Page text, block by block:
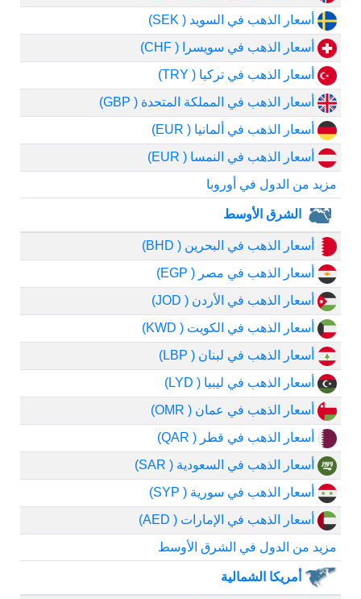
أسعار الذهب في السويد ( SEK)
أسعار الذهب في سويسرا ( CHF)
أسعار الذهب في تركيا ( TRY)
أسعار الذهب في المملكة المتحدة ( GBP)
أسعار الذهب في ألمانيا ( EUR)
أسعار الذهب في النمسا ( EUR)
مزيد من الدول في أوروبا
الشرق الأوسط
أسعار الذهب في البحرين ( BHD)
أسعار الذهب في مصر ( EGP)
أسعار الذهب في الأردن ( JOD)
أسعار الذهب في الكويت ( KWD)
أسعار الذهب في لبنان ( LBP)
أسعار الذهب في ليبيا ( LYD)
أسعار الذهب في عمان ( OMR)
أسعار الذهب في قطر ( QAR)
أسعار الذهب في السعودية ( SAR)
أسعار الذهب في سورية ( SYP)
أسعار الذهب في الإمارات ( AED)
مزيد من الدول في الشرق الأوسط
أمريكا الشمالية